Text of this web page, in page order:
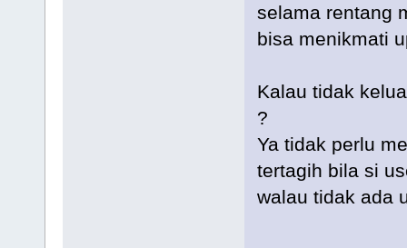
selama rentang
bisa menikmati
Kalau tidak
?
Ya tidak perlu
tertagih bila si
walau tidak ada